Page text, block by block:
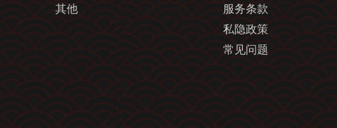
其他
服务条款
私隐政策
常见问题